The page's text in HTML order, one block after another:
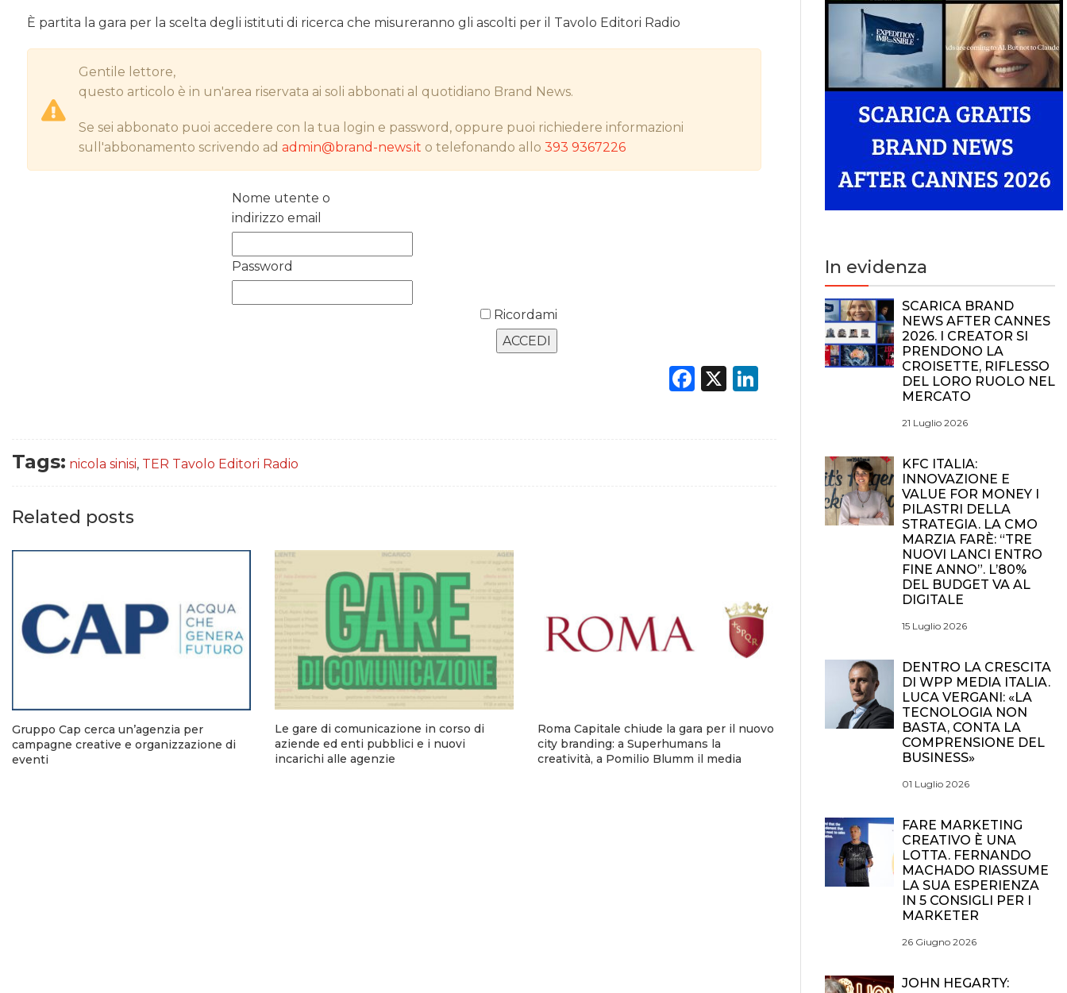
TREND
È partita la gara per la scelta degli istituti di ricerca che misureranno gli ascolti per il Tavolo Editori Radio
Gentile lettore,
questo articolo è in un'area riservata ai soli abbonati al quotidiano Brand News.
Se sei abbonato puoi accedere con la tua login e password, oppure puoi richiedere informazioni
sull'abbonamento scrivendo adadmin@brand-news.it o telefonando allo393 9367226
Nome utente o
indirizzo email
Password
Ricordami
Facebook
X LinkedIn
Tags: nicola sinisi, TER Tavolo Editori Radio
Related posts
Gruppo Cap cerca un’agenzia per
campagne creative e organizzazione di
eventi
Le gare di comunicazione in corso di
aziende ed enti pubblici e i nuovi
incarichi alle agenzie
Roma Capitale chiude la gara per il nuovo
city branding: a Superhumans la
creatività, a Pomilio Blumm il media
In evidenza
SCARICA BRAND
NEWS AFTER CANNES
2026. I CREATOR SI
PRENDONO LA
CROISETTE, RIFLESSO
DEL LORO RUOLO NEL
MERCATO
21 Luglio 2026
KFC ITALIA:
INNOVAZIONE E
VALUE FOR MONEY I
PILASTRI DELLA
STRATEGIA. LA CMO
MARZIA FARÈ: “TRE
NUOVI LANCI ENTRO
FINE ANNO”. L’80%
DEL BUDGET VA AL
DIGITALE
15 Luglio 2026
DENTRO LA CRESCITA
DI WPP MEDIA ITALIA.
LUCA VERGANI: «LA
TECNOLOGIA NON
BASTA, CONTA LA
COMPRENSIONE DEL
BUSINESS»
01 Luglio 2026
FARE MARKETING
CREATIVO È UNA
LOTTA. FERNANDO
MACHADO RIASSUME
LA SUA ESPERIENZA
IN 5 CONSIGLI PER I
MARKETER
26 Giugno 2026
JOHN HEGARTY: